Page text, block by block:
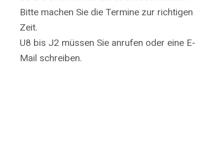
Bitte machen Sie die Termine zur richtigen
Zeit.
U8 bis J2 müssen Sie anrufen oder eine E-
Mail schreiben.